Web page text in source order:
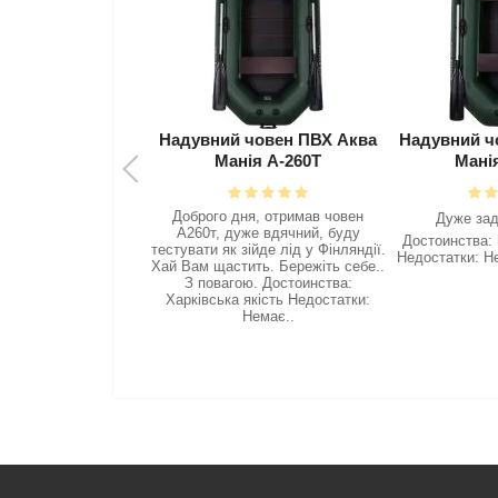
човен ПВХ Аква
як зійде лід у Фінляндії.
Бережіть себе..
Надувний човен ПВХ Аква
Манія А-240Т
Дyжe зaдoboлehий ❤️‍
Достоинства: Все сподобалось
Недостатки: Недостатків немає..
Дякую